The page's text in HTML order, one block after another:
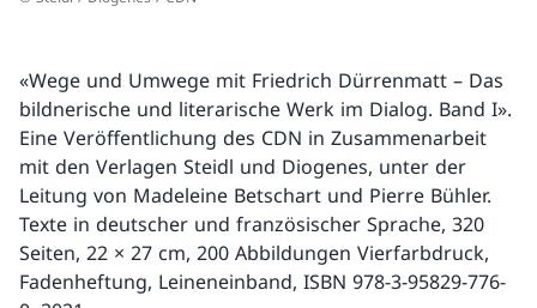
«Wege und Umwege mit Friedrich Dürrenmatt – Das
bildnerische und literarische Werk im Dialog. Band I».
Eine Veröffentlichung des CDN in Zusammenarbeit
mit den Verlagen Steidl und Diogenes, unter der
Leitung von Madeleine Betschart und Pierre Bühler.
Texte in deutscher und französischer Sprache, 320
Seiten, 22 × 27 cm, 200 Abbildungen Vierfarbdruck,
Fadenheftung, Leineneinband, ISBN 978-3-95829-776-